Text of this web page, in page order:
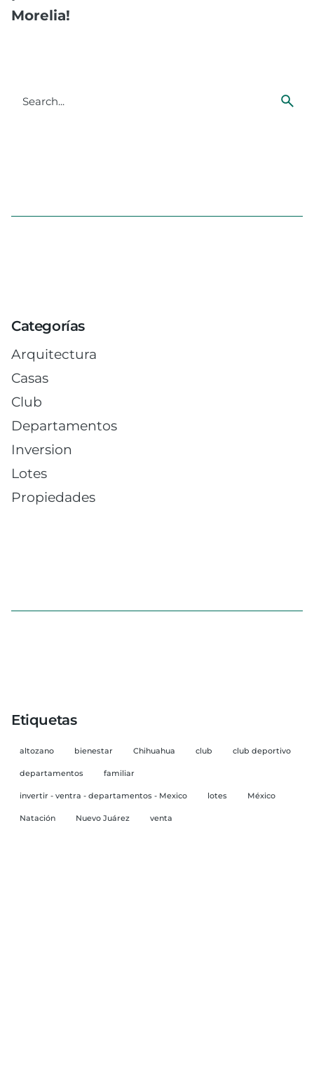
for
Categorías
Arquitectura
Casas
Club
Departamentos
Inversion
Lotes
Propiedades
Etiquetas
altozano bienestar Chihuahua club club deportivo
departamentos familiar
invertir - ventra - departamentos - Mexico lotes México
Natación Nuevo Juárez venta
Morelia!